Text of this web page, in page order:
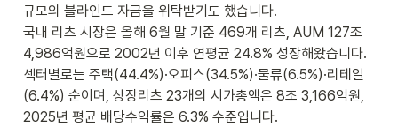
규모의 블라인드 자금을 위탁받기도 했습니다.
국내 리츠 시장은 올해 6월 말 기준 469개 리츠, AUM 127조
4,986억원으로 2002년 이후 연평균 24.8% 성장해왔습니다.
섹터별로는 주택(44.4%)·오피스(34.5%)·물류(6.5%)·리테일
(6.4%) 순이며, 상장리츠 23개의 시가총액은 8조 3,166억원,
2025년 평균 배당수익률은 6.3% 수준입니다.